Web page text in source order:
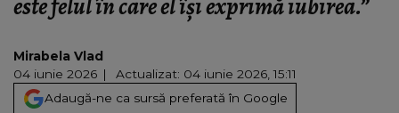
Mirabela Vlad
04 iunie 2026
Actualizat: 04 iunie 2026, 15:11
Adaugă-ne ca sursă preferată în Google